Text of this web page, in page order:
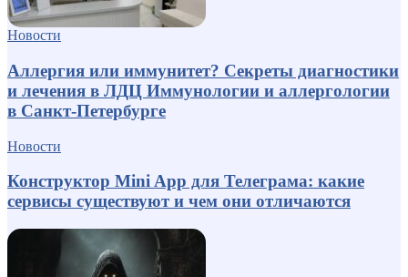
Новости
Аллергия или иммунитет? Секреты диагностики
и лечения в ЛДЦ Иммунологии и аллергологии
в Санкт-Петербурге
Новости
Конструктор Mini App для Телеграма: какие
сервисы существуют и чем они отличаются